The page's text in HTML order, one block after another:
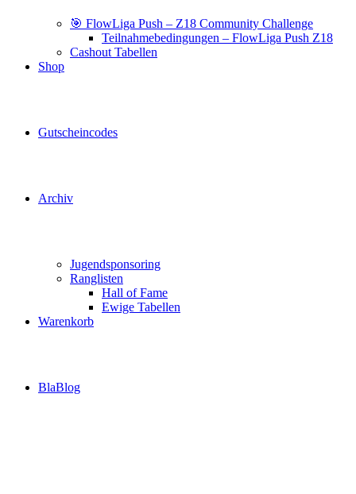
🎯 FlowLiga Push – Z18 Community Challenge
Teilnahmebedingungen – FlowLiga Push Z18
Cashout Tabellen
Shop
Gutscheincodes
Archiv
Jugendsponsoring
Ranglisten
Hall of Fame
Ewige Tabellen
Warenkorb
BlaBlog